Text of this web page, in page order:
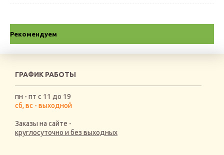
Рекомендуем
ГРАФИК РАБОТЫ
пн - пт с 11 до 19
сб, вс - выходной
Заказы на сайте -
круглосуточно и без выходных